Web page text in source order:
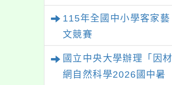
115年全國中小學客家藝
文競賽
國立中央大學辦理「因材
網自然科學2026國中暑